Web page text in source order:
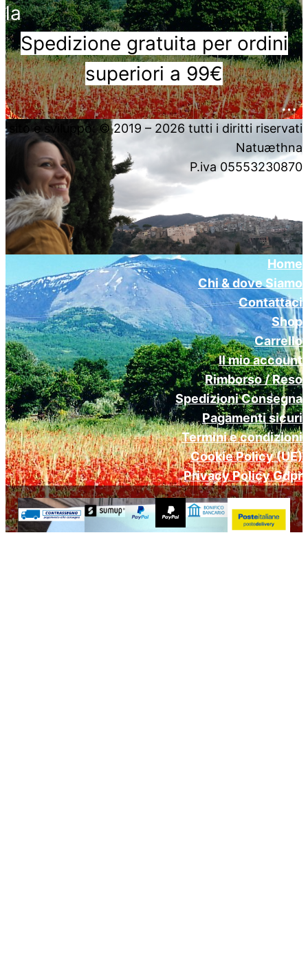
la
Spedizione gratuita per ordini
superiori a 99€
….
sito e sviluppo: © 2019 – 2026 tutti i diritti riservati
Natuæthna
P.iva 05553230870
Home
Chi & dove Siamo
Contattaci
Shop
Carrello
Il mio account
Rimborso / Reso
Spedizioni Consegna
Pagamenti sicuri
Termini e condizioni
Cookie Policy (UE)
Privacy Policy Gdpr